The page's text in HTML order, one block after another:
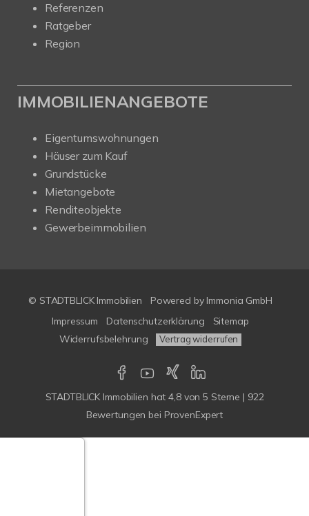
Referenzen
Ratgeber
Region
IMMOBILIENANGEBOTE
Eigentumswohnungen
Häuser zum Kauf
Grundstücke
Mietangebote
Renditeobjekte
Gewerbeimmobilien
© STADTBLICK Immobilien Powered by Immonia GmbH
Impressum
Datenschutzerklärung
Sitemap
Widerrufsbelehrung
Vertrag widerrufen
STADTBLICK Immobilien hat4,8von5 Sterne | 922
Bewertungen bei ProvenExpert